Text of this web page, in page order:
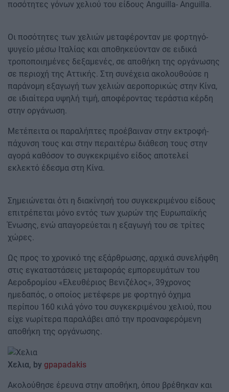
ποσότητες γόνων χελιού του είδους Anguilla- Anguilla.
Οι ποσότητες των χελιών μεταφέρονταν με φορτηγό-
ψυγείο μέσω Ιταλίας και αποθηκεύονταν σε ειδικά
τροποποιημένες δεξαμενές, σε αποθήκη της οργάνωσης
σε περιοχή της Αττικής. Στη συνέχεια ακολουθούσε η
παράνομη εξαγωγή των χελιών αεροπορικώς στην Κίνα,
σε ιδιαίτερα υψηλή τιμή, αποφέροντας τεράστια κέρδη
στην οργάνωση.
Μετέπειτα οι παραλήπτες προέβαιναν στην εκτροφή-
πάχυνση τους και στην περαιτέρω διάθεση τους στην
αγορά καθόσον το συγκεκριμένο είδος αποτελεί
εκλεκτό έδεσμα στη Κίνα.
Σημειώνεται ότι η διακίνησή του συγκεκριμένου είδους
επιτρέπεται μόνο εντός των χωρών της Ευρωπαϊκής
Ένωσης, ενώ απαγορεύεται η εξαγωγή του σε τρίτες
χώρες.
Ως προς το χρονικό της εξάρθρωσης, αρχικά συνελήφθη
στις εγκαταστάσεις μεταφοράς εμπορευμάτων του
Αεροδρομίου «Ελευθέριος Βενιζέλος», 39χρονος
ημεδαπός, ο οποίος μετέφερε με φορτηγό όχημα
περίπου 160 κιλά γόνο του συγκεκριμένου χελιού, που
είχε νωρίτερα παραλάβει από την προαναφερόμενη
αποθήκη της οργάνωσης.
Χελια, by gpapadakis
Ακολούθησε έρευνα στην αποθήκη, όπου βρέθηκαν και